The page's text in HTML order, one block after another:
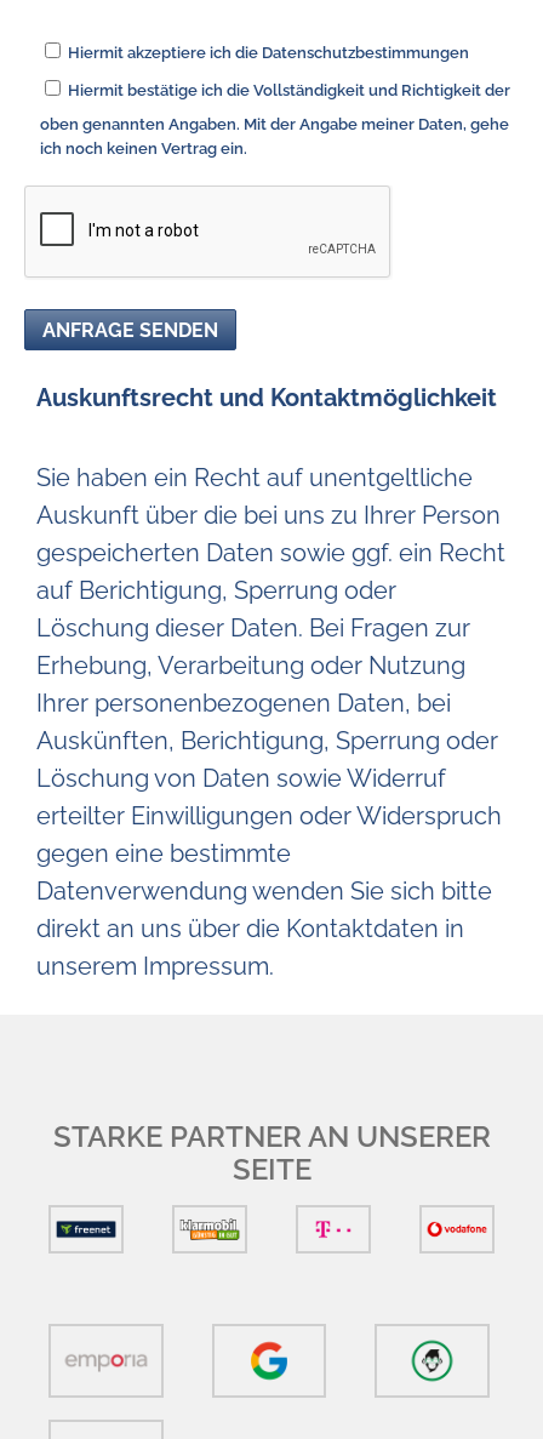
Hiermit akzeptiere ich die Datenschutzbestimmungen
Hiermit bestätige ich die Vollständigkeit und Richtigkeit der
oben genannten Angaben. Mit der Angabe meiner Daten, gehe
ich noch keinen Vertrag ein.
Auskunftsrecht und Kontaktmöglichkeit
Sie haben ein Recht auf unentgeltliche
Auskunft über die bei uns zu Ihrer Person
gespeicherten Daten sowie ggf. ein Recht
auf Berichtigung, Sperrung oder
Löschung dieser Daten. Bei Fragen zur
Erhebung, Verarbeitung oder Nutzung
Ihrer personenbezogenen Daten, bei
Auskünften, Berichtigung, Sperrung oder
Löschung von Daten sowie Widerruf
erteilter Einwilligungen oder Widerspruch
gegen eine bestimmte
Datenverwendung wenden Sie sich bitte
direkt an uns über die Kontaktdaten in
unserem Impressum.
STARKE PARTNER AN UNSERER
SEITE